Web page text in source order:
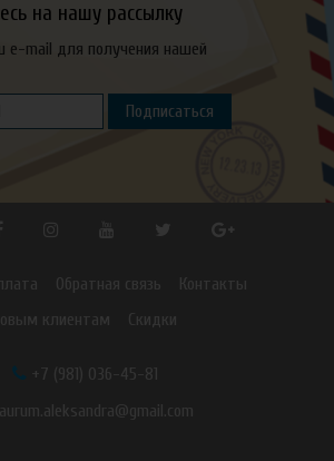
на нашу рассылку
e-mail для получения нашей
Подписаться
Обратная связь
Контакты
клиентам
Скидки
+7 (981) 036-45-81